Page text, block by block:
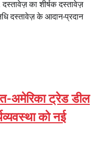
का शीर्षक दस्तावेज़
दस्तावेज़ के आदान-प्रदान
अमेरिका ट्रेड डील
को नई